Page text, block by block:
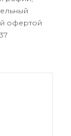
офертой